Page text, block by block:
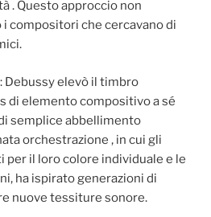
. Questo approccio non
compositori che cercavano di
Debussy elevò il timbro
di elemento compositivo a sé
semplice abbellimento
orchestrazione , in cui gli
il loro colore individuale e le
ha ispirato generazioni di
nuove tessiture sonore.